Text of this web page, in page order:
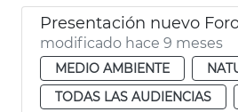
modificado hace 9 meses
MEDIO AMBIENTE
TODAS LAS AUDIENCIAS